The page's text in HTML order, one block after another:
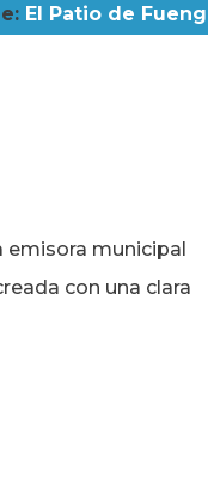
El Patio de
emisora municipal
con una clara